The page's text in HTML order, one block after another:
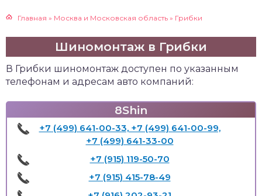
Главная » Москва и Московская область » Грибки
Шиномонтаж в Грибки
В Грибки шиномонтаж доступен по указанным
телефонам и адресам авто компаний:
8Shin
+7 (499) 641-00-33, +7 (499) 641-00-99,
+7 (499) 641-33-00
+7 (915) 119-50-70
+7 (915) 415-78-49